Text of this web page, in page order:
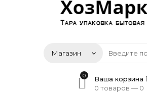
0
Ваша корзина
0 товаров — 0